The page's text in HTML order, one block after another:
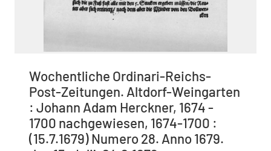
Wochentliche Ordinari-Reichs-
Post-Zeitungen. Altdorf-Weingarten
: Johann Adam Herckner, 1674 -
1700 nachgewiesen, 1674-1700 :
(15.7.1679) Numero 28. Anno 1679.